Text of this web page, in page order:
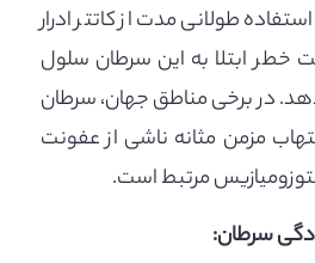
طولانی مدت از کاتتر ادرار
خطر ابتلا به این سرطان سلول
در برخی مناطق جهان، سرطان
مزمن مثانه ناشی از عفونت
مرتبط است.
سرطان: